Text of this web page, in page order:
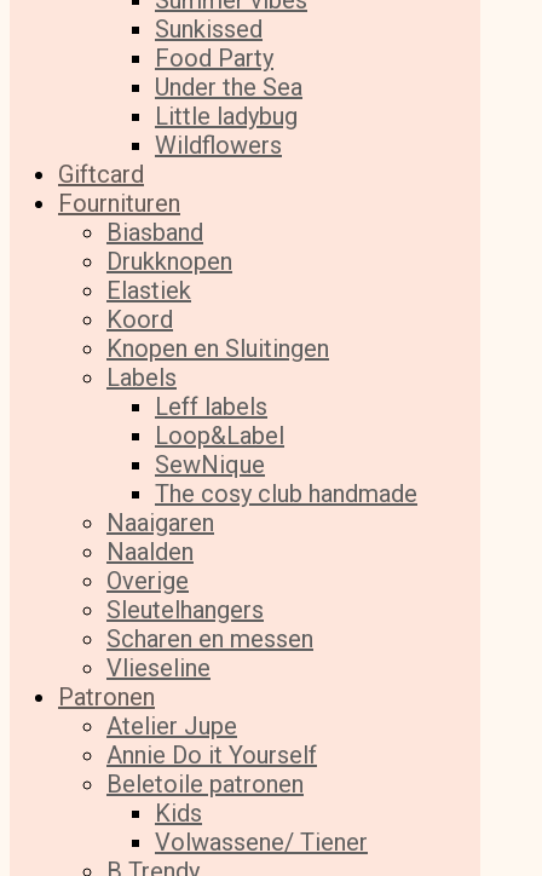
Sunkissed
Food Party
Under the Sea
Little ladybug
Wildflowers
Giftcard
Fournituren
Biasband
Drukknopen
Elastiek
Koord
Knopen en Sluitingen
Labels
Leff labels
Loop&Label
SewNique
The cosy club handmade
Naaigaren
Naalden
Overige
Sleutelhangers
Scharen en messen
Vlieseline
Patronen
Atelier Jupe
Annie Do it Yourself
Beletoile patronen
Kids
Volwassene/ Tiener